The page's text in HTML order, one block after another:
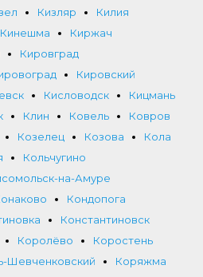
Кизляр
Килия
Кинешма
Киржач
Кировград
Кировский
Кисловодск
Кицмань
Клин Ковель
Ковров
Козелец Козова
Кола
Кольчугино
на-Амуре
Кондопога
Константиновск
Королёво
Коростень
Шевченковский
Коряжма